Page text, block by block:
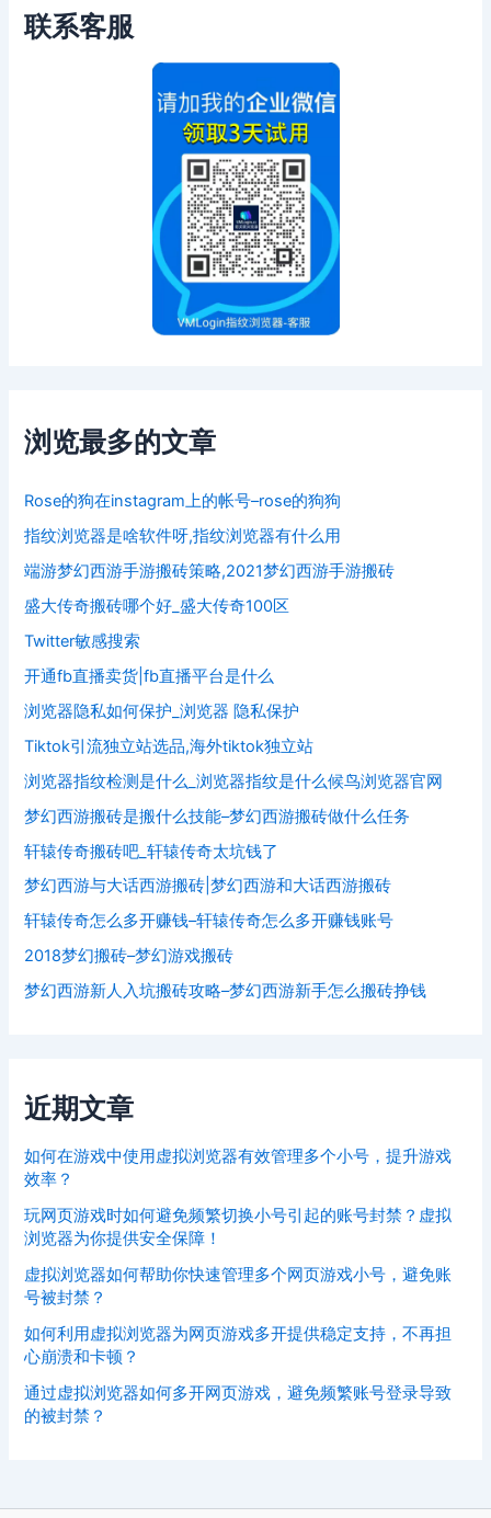
联系客服
浏览最多的文章
Rose的狗在instagram上的帐号–rose的狗狗
指纹浏览器是啥软件呀,指纹浏览器有什么用
端游梦幻西游手游搬砖策略,2021梦幻西游手游搬砖
盛大传奇搬砖哪个好_盛大传奇100区
Twitter敏感搜索
开通fb直播卖货|fb直播平台是什么
浏览器隐私如何保护_浏览器 隐私保护
Tiktok引流独立站选品,海外tiktok独立站
浏览器指纹检测是什么_浏览器指纹是什么候鸟浏览器官网
梦幻西游搬砖是搬什么技能–梦幻西游搬砖做什么任务
轩辕传奇搬砖吧_轩辕传奇太坑钱了
梦幻西游与大话西游搬砖|梦幻西游和大话西游搬砖
轩辕传奇怎么多开赚钱–轩辕传奇怎么多开赚钱账号
2018梦幻搬砖–梦幻游戏搬砖
梦幻西游新人入坑搬砖攻略–梦幻西游新手怎么搬砖挣钱
近期文章
如何在游戏中使用虚拟浏览器有效管理多个小号，提升游戏
效率？
玩网页游戏时如何避免频繁切换小号引起的账号封禁？虚拟
浏览器为你提供安全保障！
虚拟浏览器如何帮助你快速管理多个网页游戏小号，避免账
号被封禁？
如何利用虚拟浏览器为网页游戏多开提供稳定支持，不再担
心崩溃和卡顿？
通过虚拟浏览器如何多开网页游戏，避免频繁账号登录导致
的被封禁？